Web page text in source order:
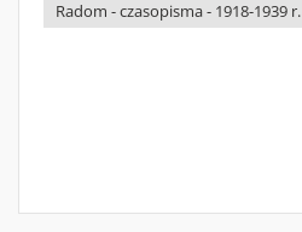
Radom - czasopisma - 1918-1939 r.